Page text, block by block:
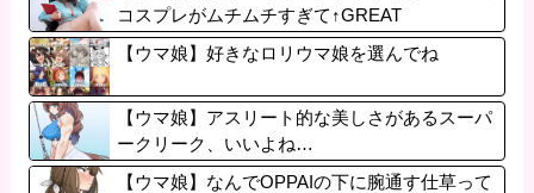
コスプレがムチムチすぎて↑GREAT
【ウマ娘】好きなロリウマ娘を選んでね
【ウマ娘】アスリート的な美しさがあるスーパ
ークリーク、いいよね…
【ウマ娘】なんでOPPAIの下に腕通す仕草って